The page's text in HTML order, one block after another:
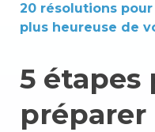
20 résolutions pour
plus heureuse de
5 étapes
préparer